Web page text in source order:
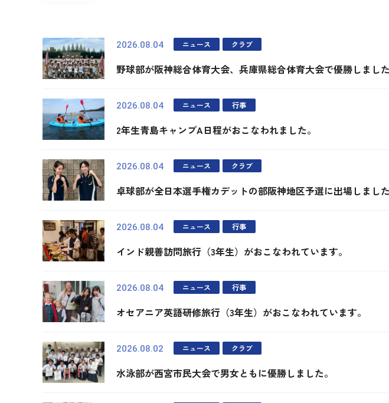
2026.08.04 ニュース クラブ
野球部が阪神総合体育大会、兵庫県総合体育大会で優勝しました
2026.08.04 ニュース 行事
2年生青島キャンプA日程がおこなわれました。
2026.08.04 ニュース クラブ
卓球部が全日本選手権カデットの部阪神地区予選に出場しました
2026.08.04 ニュース 行事
インド親善訪問旅行（3年生）がおこなわれています。
2026.08.04 ニュース 行事
オセアニア英語研修旅行（3年生）がおこなわれています。
2026.08.02 ニュース クラブ
水泳部が西宮市民大会で男女ともに優勝しました。